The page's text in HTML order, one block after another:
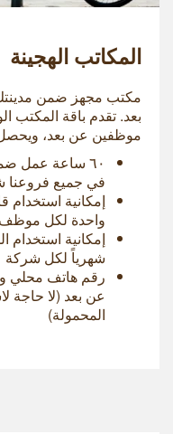
المكاتب الهجينة
مكتب مجهز ضمن
موظفين عن بعد،
٦۰ ساعة عمل
في جميع فروعنا
إمكانية
واحدة لكل
شهرياً لكل شركة
رقم هاتف محلي
عن بعد (لا حاجة
المحمولة)